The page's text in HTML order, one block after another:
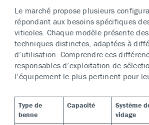
Le marché propose plusieurs
répondant aux besoins spécifiques
viticoles. Chaque modèle présente
techniques distinctes, adaptées à
d’utilisation. Comprendre ces
responsables d’exploitation de
l’équipement le plus pertinent pour
Type de
benne
Capacité
Système
vidage